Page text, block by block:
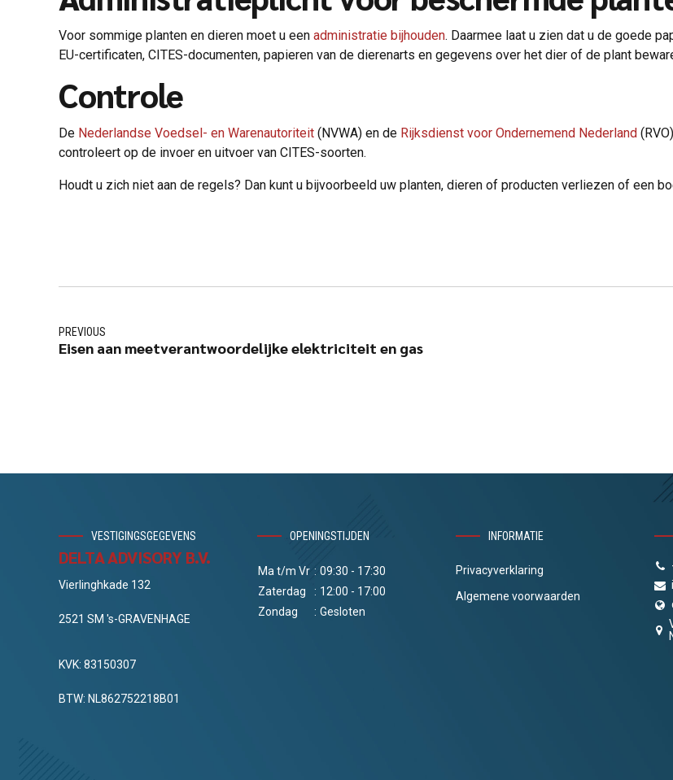
Voor sommige planten en dieren moet u een administratie bijhouden. Daarmee laat u zien dat u de goede
EU-certificaten, CITES-documenten, papieren van de dierenarts en gegevens over het dier of de plant
Controle
De Nederlandse Voedsel- en Warenautoriteit (NVWA) en de Rijksdienst voor Ondernemend Nederland
controleert op de invoer en uitvoer van CITES-soorten.
Houdt u zich niet aan de regels? Dan kunt u bijvoorbeeld uw planten, dieren of producten verliezen of een
PREVIOUS
Eisen aan meetverantwoordelijke elektriciteit en gas
VESTIGINGSGEGEVENS
DELTA ADVISORY B.V.
Vierlinghkade 132
2521 SM 's-GRAVENHAGE
KVK: 83150307
BTW: NL862752218B01
OPENINGSTIJDEN
Ma t/m Vr : 09:30 - 17:30
Zaterdag
: 12:00 - 17:00
Zondag
: Gesloten
INFORMATIE
Privacyverklaring
Algemene voorwaarden